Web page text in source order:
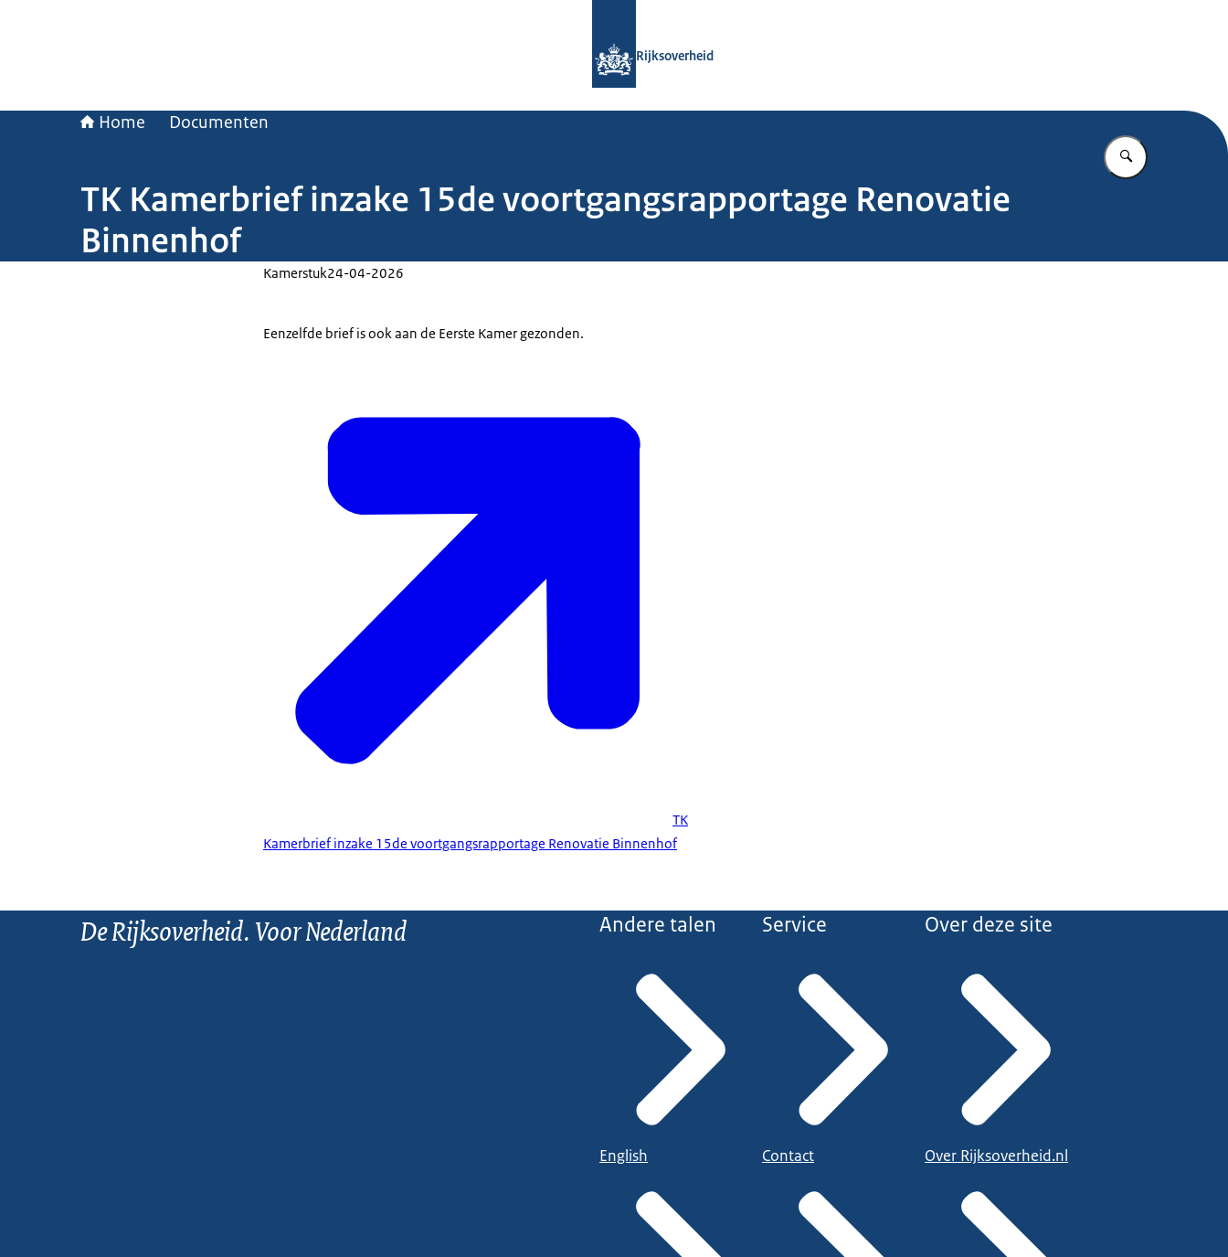
Rijksoverheid
Home Documenten
Vul in wat u
TK Kamerbrief inzake 15de voortgangsrapportage Renovatie
Binnenhof
Kamerstuk24-04-2026
Eenzelfde brief is ook aan de Eerste Kamer gezonden.
TK
Kamerbrief inzake 15de voortgangsrapportage Renovatie Binnenhof
De Rijksoverheid. Voor Nederland Andere talen
English
Service
Contact
Over deze site
Over Rijksoverheid.nl